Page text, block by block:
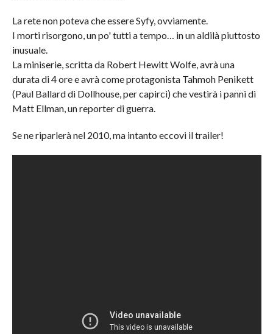
La rete non poteva che essere Syfy, ovviamente.
I morti risorgono, un po' tutti a tempo… in un aldilà piuttosto
inusuale.
La miniserie, scritta da Robert Hewitt Wolfe, avrà una
durata di 4 ore e avrà come protagonista Tahmoh Penikett
(Paul Ballard di Dollhouse, per capirci) che vestirà i panni di
Matt Ellman, un reporter di guerra.
Se ne riparlerà nel 2010, ma intanto eccovi il trailer!